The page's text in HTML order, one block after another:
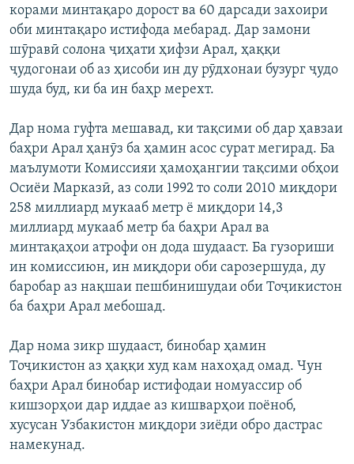
корами минтақаро дорост ва 60 дарсади захоири
оби минтақаро истифода мебарад. Дар замони
шӯравӣ солона ҷиҳати ҳифзи Арал, ҳаққи
ҷудогонаи об аз ҳисоби ин ду рӯдхонаи бузург ҷудо
шуда буд, ки ба ин баҳр мерехт.
Дар нома гуфта мешавад, ки тақсими об дар ҳавзаи
баҳри Арал ҳанӯз ба ҳамин асос сурат мегирад. Ба
маълумоти Комиссияи ҳамоҳангии тақсими обҳои
Осиёи Марказӣ, аз соли 1992 то соли 2010 миқдори
258 миллиард мукааб метр ё миқдори 14,3
миллиард мукааб метр ба баҳри Арал ва
минтақаҳои атрофи он дода шудааст. Ба гузориши
ин комиссиюн, ин миқдори оби сарозершуда, ду
баробар аз нақшаи пешбинишудаи оби Тоҷикистон
ба баҳри Арал мебошад.
Дар нома зикр шудааст, бинобар ҳамин
Тоҷикистон аз ҳаққи худ кам нахоҳад омад. Чун
баҳри Арал бинобар истифодаи номуассир об
кишзорҳои дар иддае аз кишварҳои поёноб,
хусусан Узбакистон миқдори зиёди обро дастрас
намекунад.